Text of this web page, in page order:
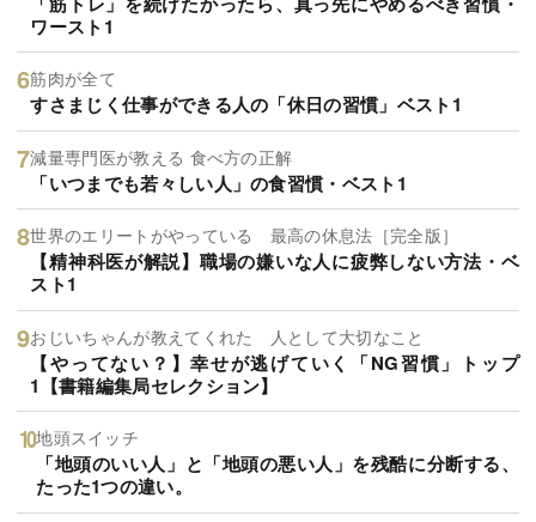
ワースト1
筋肉が全て
すさまじく仕事ができる人の「休日の習慣」ベスト1
減量専門医が教える 食べ方の正解
「いつまでも若々しい人」の食習慣・ベスト1
世界のエリートがやっている 最高の休息法［完全版］
【精神科医が解説】職場の嫌いな人に疲弊しない方法・ベ
スト1
おじいちゃんが教えてくれた 人として大切なこと
【やってない？】幸せが逃げていく「NG習慣」トップ
1【書籍編集局セレクション】
地頭スイッチ
「地頭のいい人」と「地頭の悪い人」を残酷に分断する、
たった1つの違い。